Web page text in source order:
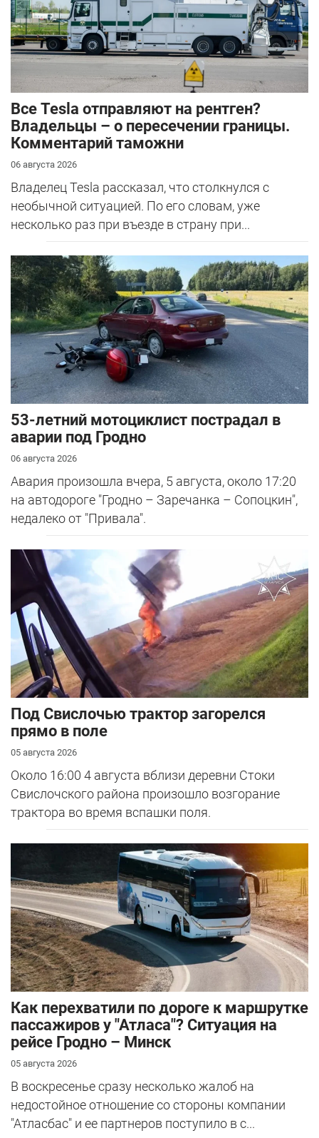
Все Tesla отправляют на рентген?
Владельцы – о пересечении границы.
Комментарий таможни
06 августа 2026
Владелец Tesla рассказал, что столкнулся с
необычной ситуацией. По его словам, уже
несколько раз при въезде в страну при...
53-летний мотоциклист пострадал в
аварии под Гродно
06 августа 2026
Авария произошла вчера, 5 августа, около 17:20
на автодороге "Гродно – Заречанка – Сопоцкин",
недалеко от "Привала".
Под Свислочью трактор загорелся
прямо в поле
05 августа 2026
Около 16:00 4 августа вблизи деревни Стоки
Свислочского района произошло возгорание
трактора во время вспашки поля.
Как перехватили по дороге к маршрутке
пассажиров у "Атласа"? Ситуация на
рейсе Гродно – Минск
05 августа 2026
В воскресенье сразу несколько жалоб на
недостойное отношение со стороны компании
"Атласбас" и ее партнеров поступило в с...